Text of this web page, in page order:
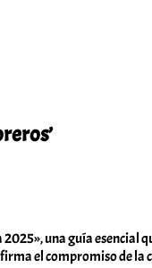
una guía esencial
el compromiso de la